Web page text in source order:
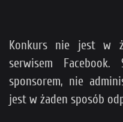
Konkurs nie jest w
serwisem
sponsorem, nie
jest w żaden sposób